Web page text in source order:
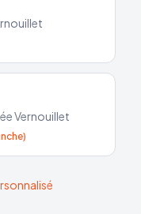
Vernouillet